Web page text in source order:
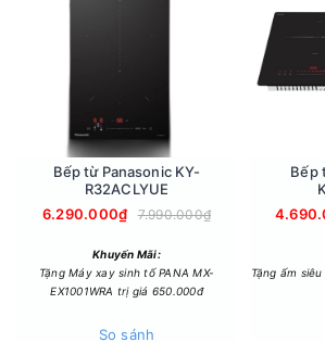
Bếp từ Panasonic KY-
R32ACLYUE
6.290.000₫
7.990.000₫
Khuyến Mãi:
Tặng Máy xay sinh tố PANA MX-
EX1001WRA trị giá 650.000đ
So sánh
Bếp
Tặng ấm